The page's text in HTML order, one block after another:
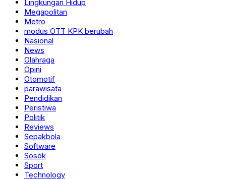
Lingkungan Hidup
Megapolitan
Metro
modus OTT KPK berubah
Nasional
News
Olahraga
Opini
Otomotif
parawisata
Pendidikan
Peristiwa
Politik
Reviews
Sepakbola
Software
Sosok
Sport
Technology